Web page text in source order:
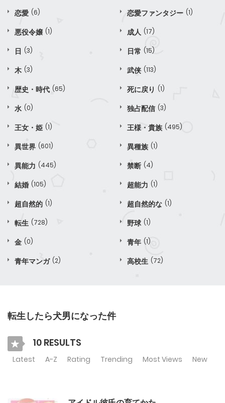
恋愛 (6) 恋愛ファンタジー (1)
悪役令嬢 (1) 成人 (17)
日 (3) 日常 (15)
木 (3) 武侠 (113)
歴史・時代 (65) 死に戻り (1)
水 (0) 独占配信 (3)
王女・姫 (1) 王様・貴族 (495)
異世界 (601) 異種族 (1)
異能力 (445) 禁断 (4)
結婚 (105) 超能力 (1)
超自然的 (1) 超自然的な (1)
転生 (728) 野球 (1)
金 (0) 青年 (1)
青年マンガ (2) 高校生 (72)
転生したら犬男になった件
10 RESULTS
Latest A-Z Rating Trending Most Views New